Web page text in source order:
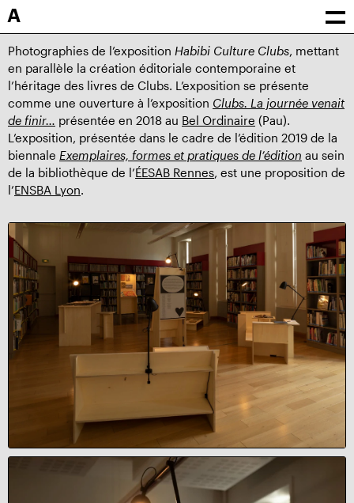
A
Photographies de l’exposition Habibi Culture Clubs, mettant
en parallèle la création éditoriale contemporaine et
l’héritage des livres de Clubs. L’exposition se présente
comme une ouverture à l’exposition Clubs. La journée venait
de finir… présentée en 2018 au Bel Ordinaire (Pau).
L’exposition, présentée dans le cadre de l’édition 2019 de la
biennale Exemplaires, formes et pratiques de l’édition au sein
de la bibliothèque de l’ÉESAB Rennes, est une proposition de
l’ENSBA Lyon.